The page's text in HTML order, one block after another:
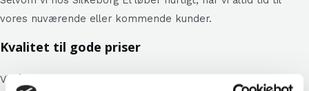
vores nuværende eller kommende kunder.
Kvalitet til gode priser
Vi går op i at vores arbejde udføres med høj kvalitet og